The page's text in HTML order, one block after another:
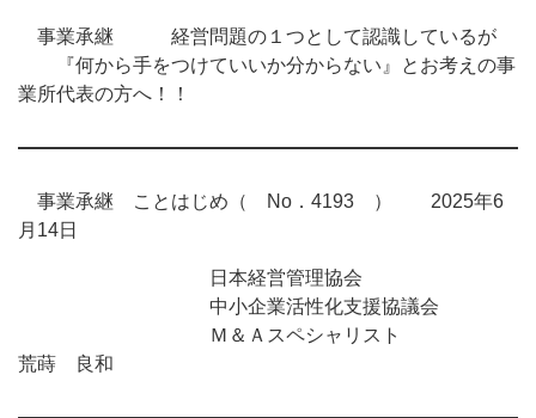
事業承継 経営問題の１つとして認識しているが
『何から手をつけていいか分からない』とお考えの事
業所代表の方へ！！
事業承継 ことはじめ（ No．4193 ） 2025年6
月14日
日本経営管理協会
中小企業活性化支援協議会
Ｍ＆Ａスペシャリスト
荒蒔 良和